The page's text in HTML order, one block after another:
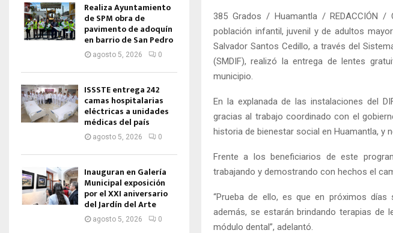
385 Grados / Huamantla / REDACCIÓN
población infantil, juvenil y de adultos
Salvador Santos Cedillo, a través del
(SMDIF), realizó la entrega de lentes
municipio.
En la explanada de las instalaciones del
gracias al trabajo coordinado con el
historia de bienestar social en Huamantla, y
Frente a los beneficiarios de este
trabajando y demostrando con hechos el
“Prueba de ello, es que en próximos
además, se estarán brindando terapias de
módulo dental”, adelantó.
Realiza Ayuntamiento
de SPM obra de
pavimento de adoquín
en barrio de San Pedro
agosto 5, 2026 0
ISSSTE entrega 242
camas hospitalarias
eléctricas a unidades
médicas del país
agosto 5, 2026 0
Inauguran en Galería
Municipal exposición
por el XXI aniversario
del Jardín del Arte
agosto 5, 2026 0